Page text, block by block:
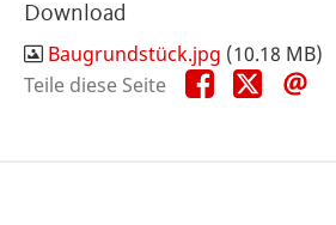
Download
Baugrundstück.jpg (10.18 MB)
Teile diese Seite
Teile
diese
Teile
diese